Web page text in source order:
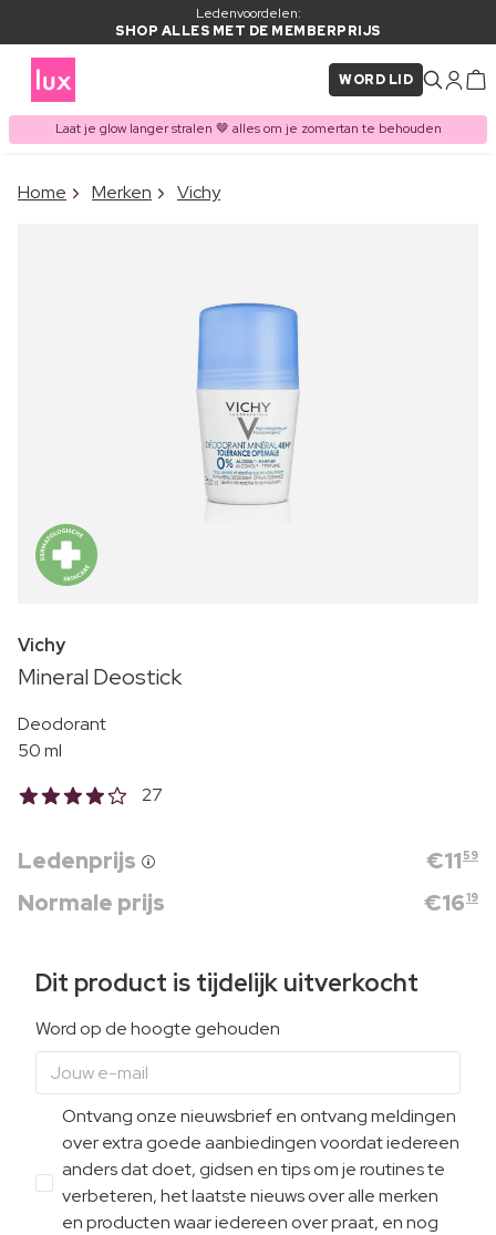
Ledenvoordelen:
SHOP ALLES MET DE MEMBERPRIJS
WORD LID
Laat je glow langer stralen 🤎 alles om je zomertan te behouden
ITEM TOEGEVOEGD AAN
Vaak samen gekocht met
Home Merken Vichy
Vichy
Mineral Deostick
Deodorant
50 ml
27
Ledenprijs €11 59
Normale prijs €1619
Dit product is tijdelijk uitverkocht
Word op de hoogte gehouden
Ontvang onze nieuwsbrief en ontvang meldingen
over extra goede aanbiedingen voordat iedereen
anders dat doet, gidsen en tips om je routines te
verbeteren, het laatste nieuws over alle merken
en producten waar iedereen over praat, en nog